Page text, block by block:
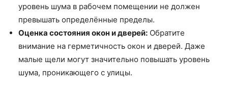
уровень шума в рабочем помещении не должен
превышать определённые пределы.
Оценка состояния окон и дверей: Обратите
внимание на герметичность окон и дверей. Даже
малые щели могут значительно повышать уровень
шума, проникающего с улицы.